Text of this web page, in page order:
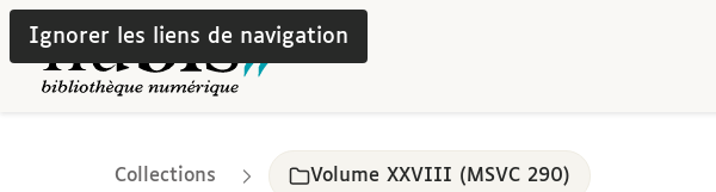
Ignorer les liens de navigation
Collections Volume XXVIII (MSVC 290)